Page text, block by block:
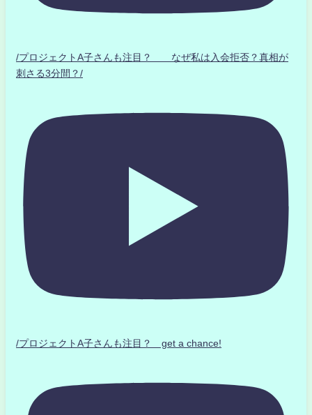
/プロジェクトA子さんも注目？ なぜ私は入会拒否？真相が
刺さる3分間？/
/プロジェクトA子さんも注目？ get a chance!